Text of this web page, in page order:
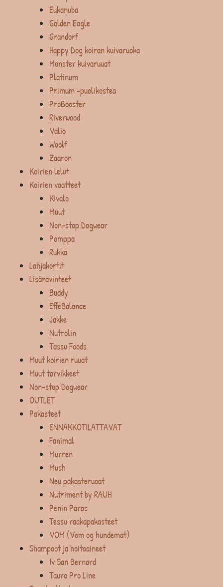
Eukanuba
Golden Eagle
Grandorf
Happy Dog koiran kuivaruoka
Monster kuivaruuat
Platinum
Primum -puolikostea
ProBooster
Riverwood
Valio
Woolf
Zaaron
Koirien lelut
Koirien vaatteet
Kivalo
Muut
Non-stop Dogwear
Pomppa
Rukka
Lahjakortit
Lisäravinteet
Buddy
EffeBalance
Jakke
Nutrolin
Tassu Foods
Muut koirien ruuat
Muut tarvikkeet
Non-stop Dogwear
OUTLET
Pakasteet
ENNAKKOTILATTAVAT
Fanimal
Murren
Mush
Neu pakasteruoat
Nutriment by RAUH
Penin Paras
Tessu raakapakasteet
VOM (Vom og hundemat)
Shampoot ja hoitoaineet
Iv San Bernard
Tauro Pro Line